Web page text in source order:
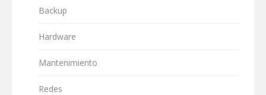
Backup
Hardware
Mantenimiento
Redes